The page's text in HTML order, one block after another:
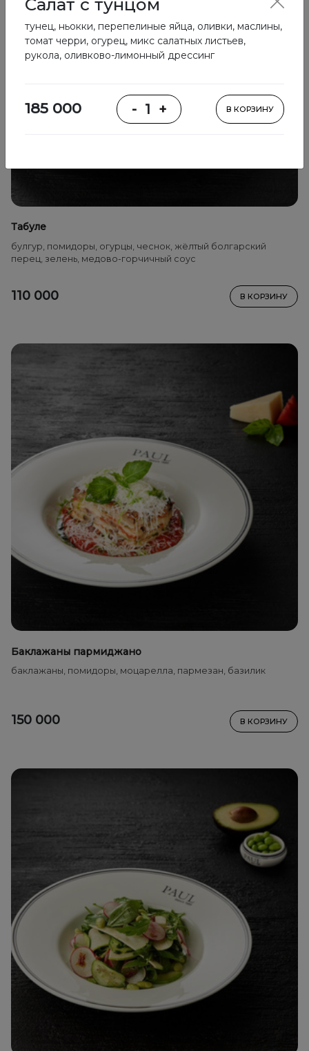
Табуле
булгур, помидоры, огурцы, чеснок, жёлтый болгарский
перец, зелень, медово-горчичный соус
110 000 В КОРЗИНУ
Баклажаны пармиджано
баклажаны, помидоры, моцарелла, пармезан, базилик
150 000 В КОРЗИНУ
Салат с тунцом
тунец, ньокки, перепелиные яйца, оливки, маслины,
томат черри, огурец, микс салатных листьев,
рукола, оливково-лимонный дрессинг
185 000 - 1 + В КОРЗИНУ